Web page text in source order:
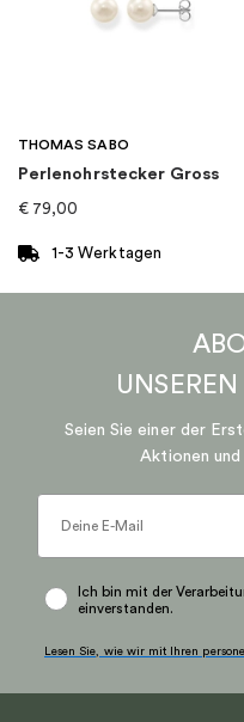
THOMAS SABO
Perlenohrstecker Gross
€ 79,00
1-3 Werktagen
UNSEREN
Seien Sie einer der
Aktionen
Ich bin mit der
einverstanden.
Lesen Sie, wie wir mit Ihren